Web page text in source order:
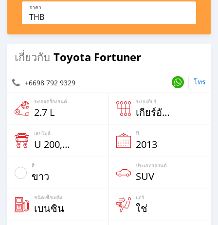
ราคา
THB
เกี่ยวกับ Toyota Fortuner
+6698 792 9329 โทร
ระบบเครื่องยนต์
2.7 L
ระบบเกียร์
เกียร์อัตโนม้ติ
เลขไมล์
U 200,000% Km
ปี
2013
สี
ขาว
ประเภทรถยนต์
SUV
ชนิดเชื้อเพลิง
เบนซิน
แอร์
ใช่